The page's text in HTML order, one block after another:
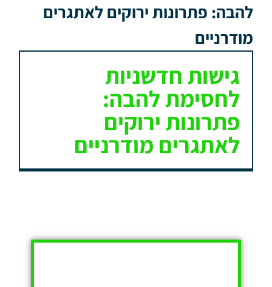
להבה: פתרונות ירוקים לאתגרים
מודרניים
גישות חדשניות
לחסימת להבה:
פתרונות ירוקים
לאתגרים מודרניים